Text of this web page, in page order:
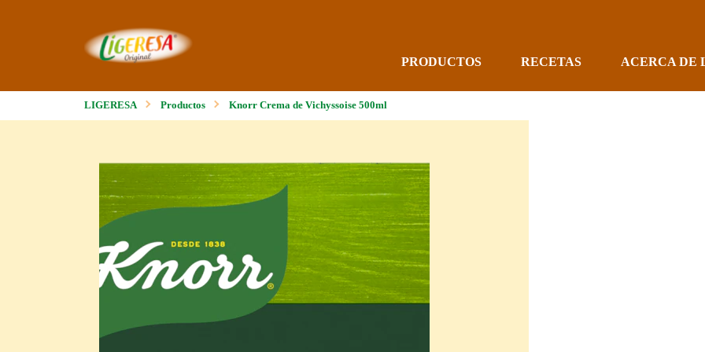
PRODUCTOS RECETAS ACERCA DE
LIGERESA Productos Knorr Crema de Vichyssoise 500ml